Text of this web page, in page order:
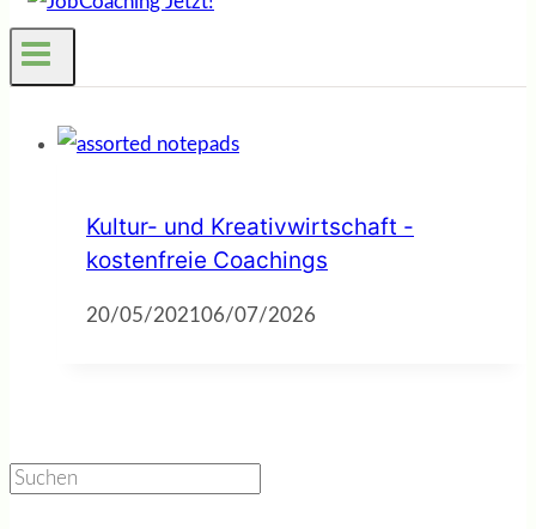
Kultur- und Kreativwirtschaft -
kostenfreie Coachings
20/05/202106/07/2026
Suchen